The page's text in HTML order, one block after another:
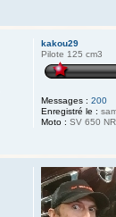
kakou29
Pilote 125 cm3
Messages : 200
Enregistré le :
Moto : SV 650